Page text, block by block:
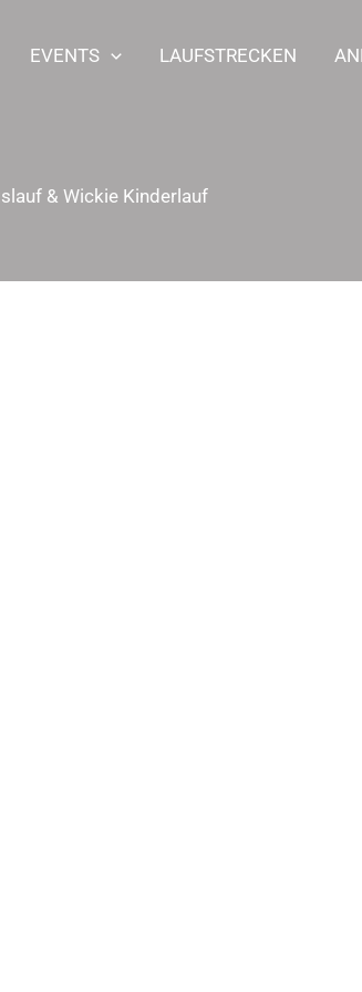
EVENTS LAUFSTRECKEN
& Wickie Kinderlauf